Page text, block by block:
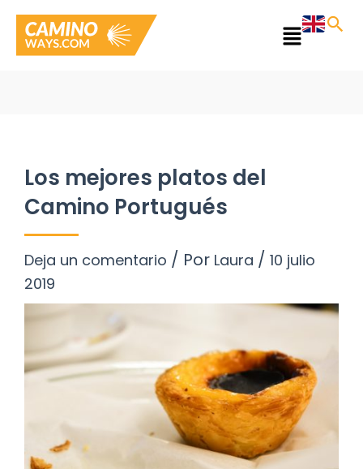
contenido
Main
Los mejores platos del
Camino Portugués
Deja un comentario / Por Laura / 10 julio
2019